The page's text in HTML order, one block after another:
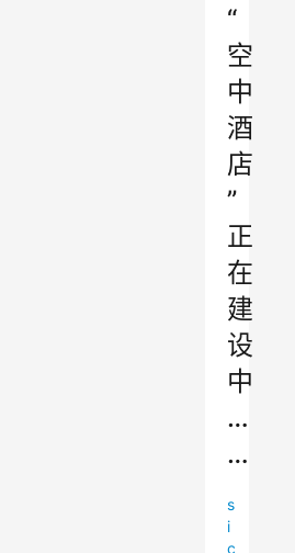
“
空
中
酒
店
”
正
在
建
设
中
…
…
s
i
c